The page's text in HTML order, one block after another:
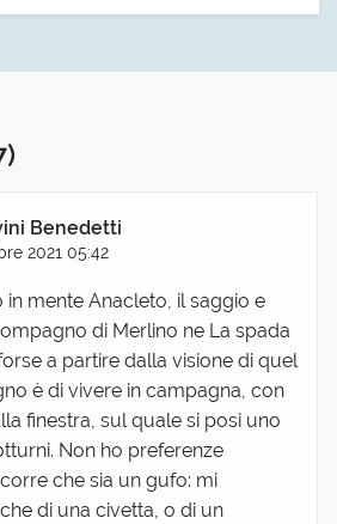
Benedetti
2021 05:42
in mente Anacleto, il saggio e
di Merlino ne La spada
a partire dalla visione di quel
è di vivere in campagna, con
finestra, sul quale si posi uno
Non ho preferenze
che sia un gufo: mi
di una civetta, o di un